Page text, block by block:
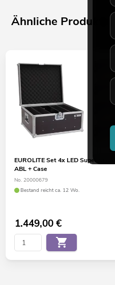
Ähnliche Produkte
EUROLITE Set 4x LED Super Strobe
ABL + Case
No. 20000679
Bestand reicht ca. 12 Wo.
1.449,00€